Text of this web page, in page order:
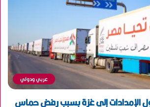
عربي ودولي
الإمدادات إلى غزة بسبب رفض حماس